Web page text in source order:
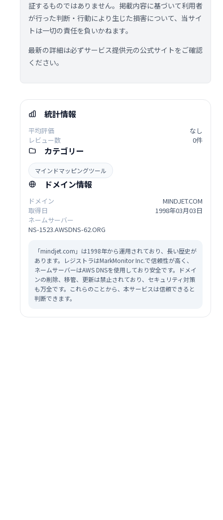
証するものではありません。掲載内容に基づいて利用者
が行った判断・行動により生じた損害について、当サイ
トは一切の責任を負いかねます。
最新の詳細は必ずサービス提供元の公式サイトをご確認
ください。
統計情報
平均評価
なし
レビュー数
0件
カテゴリー
マインドマッピングツール
ドメイン情報
ドメイン
MINDJET.COM
取得日
1998年03月03日
ネームサーバー
NS-1523.AWSDNS-62.ORG
「mindjet.com」は1998年から運用されており、長い歴史が
あります。レジストラはMarkMonitor Inc.で信頼性が高く、
ネームサーバーはAWS DNSを使用しており安全です。ドメイ
ンの削除、移管、更新は禁止されており、セキュリティ対策
も万全です。これらのことから、本サービスは信頼できると
判断できます。